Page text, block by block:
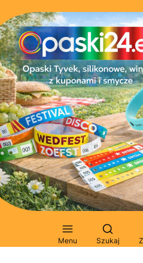
Menu
Otwórz
Szukaj